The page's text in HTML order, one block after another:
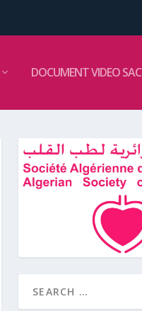
DOCUMENT VIDEO SAC